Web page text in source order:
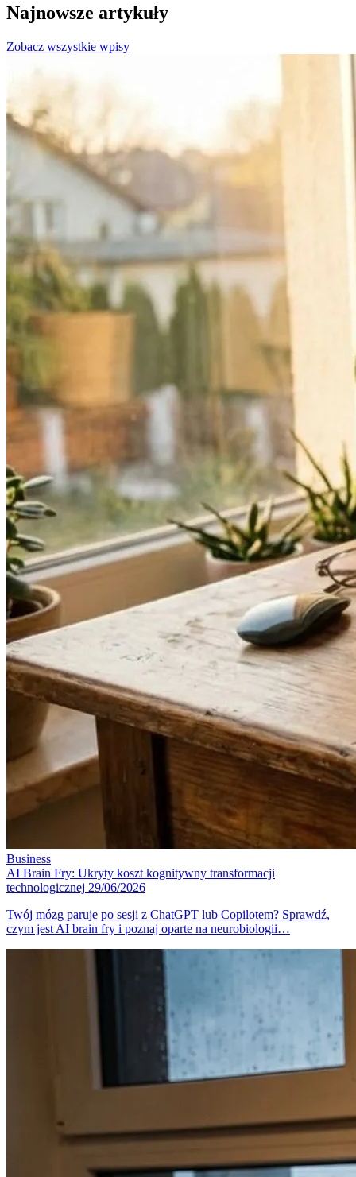
Najnowsze artykuły
Zobacz wszystkie wpisy
Business
AI Brain Fry: Ukryty koszt kognitywny transformacji
technologicznej 29/06/2026
Twój mózg paruje po sesji z ChatGPT lub Copilotem? Sprawdź,
czym jest AI brain fry i poznaj oparte na neurobiologii…